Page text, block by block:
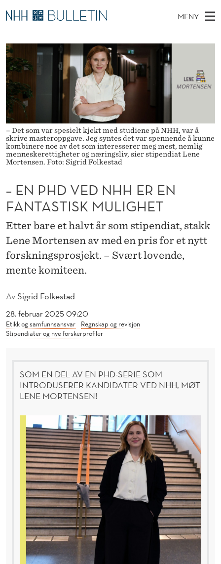
E
N
P
H
D
V
E
D
H
H
E
R
E
F
A
N
MENY
O
V
E
D
M
E
N
Y
Ø
K
I
N
E
T
T
S
E
D
E
Stipendiater og nye forskerprofiler
Disputaser
Ekspertutvalg
Om Bulletin
– Det som var spesielt kjekt med studiene på NHH, var å
skrive masteroppgave. Jeg syntes det var spennende å kunne
kombinere noe av det som interesserer meg mest, nemlig
menneskerettigheter og næringsliv, sier stipendiat Lene
Mortensen. Foto: Sigrid Folkestad
AvSigrid Folkestad
28. februar 2025 09:20
Etikk og samfunnsansvar
Regnskap og revisjon
Stipendiater og nye forskerprofiler
– EN PHD VED NHH ER EN
FANTASTISK MULIGHET
Etter bare et halvt år som stipendiat, stakk
Lene Mortensen av med en pris for et nytt
forskningsprosjekt. – Svært lovende,
mente komiteen.
SOM EN DEL AV EN PHD-SERIE SOM
INTRODUSERER KANDIDATER VED NHH, MØT
LENE MORTENSEN!